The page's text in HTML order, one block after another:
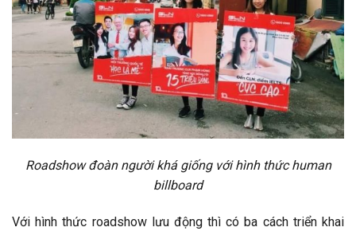
Roadshow đoàn người khá giống với hình thức human
billboard
Với hình thức roadshow lưu động thì có ba cách triển khai